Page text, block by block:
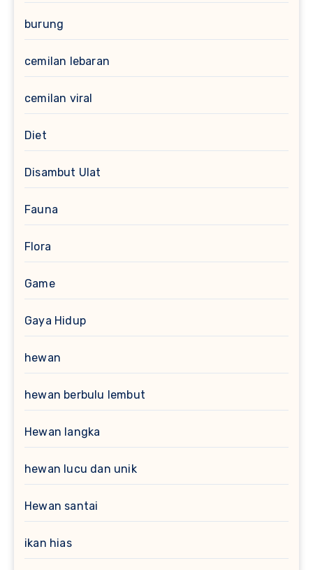
burung
cemilan lebaran
cemilan viral
Diet
Disambut Ulat
Fauna
Flora
Game
Gaya Hidup
hewan
hewan berbulu lembut
Hewan langka
hewan lucu dan unik
Hewan santai
ikan hias